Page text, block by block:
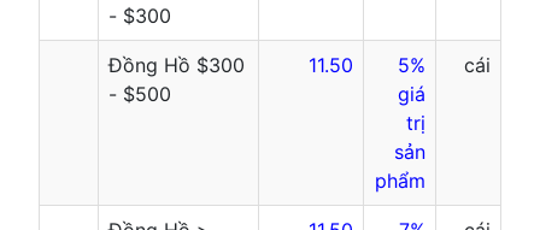
- $300
Đồng Hồ $300
- $500
11.50
5%
giá
trị
sản
phẩm
cái